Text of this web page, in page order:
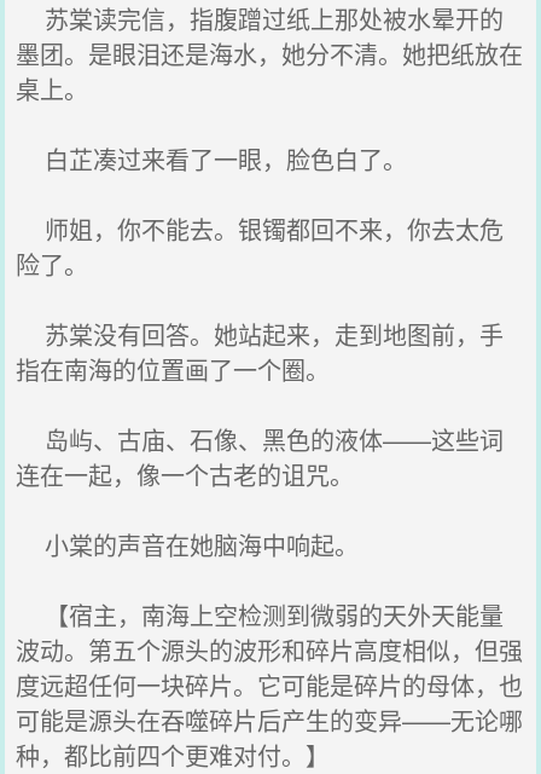
苏棠读完信，指腹蹭过纸上那处被水晕开的
墨团。是眼泪还是海水，她分不清。她把纸放在
桌上。
白芷凑过来看了一眼，脸色白了。
师姐，你不能去。银镯都回不来，你去太危
险了。
苏棠没有回答。她站起来，走到地图前，手
指在南海的位置画了一个圈。
岛屿、古庙、石像、黑色的液体——这些词
连在一起，像一个古老的诅咒。
小棠的声音在她脑海中响起。
【宿主，南海上空检测到微弱的天外天能量
波动。第五个源头的波形和碎片高度相似，但强
度远超任何一块碎片。它可能是碎片的母体，也
可能是源头在吞噬碎片后产生的变异——无论哪
种，都比前四个更难对付。】